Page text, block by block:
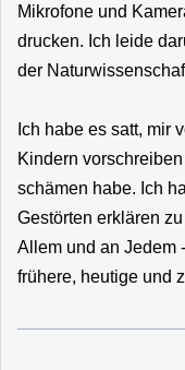
Mikrofone und
drucken. Ich leide
der
Ich habe es satt, mir
Kindern
schämen habe. Ich
Gestörten erklären
Allem und an Jedem
frühere, heutige und